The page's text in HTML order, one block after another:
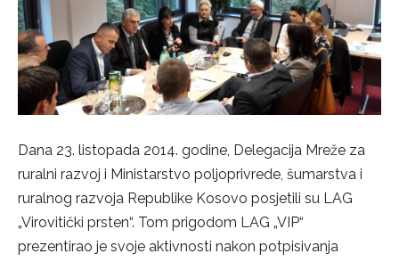
Dana 23. listopada 2014. godine, Delegacija Mreže za
ruralni razvoj i Ministarstvo poljoprivrede, šumarstva i
ruralnog razvoja Republike Kosovo posjetili su LAG
„Virovitički prsten“. Tom prigodom LAG „VIP“
prezentirao je svoje aktivnosti nakon potpisivanja